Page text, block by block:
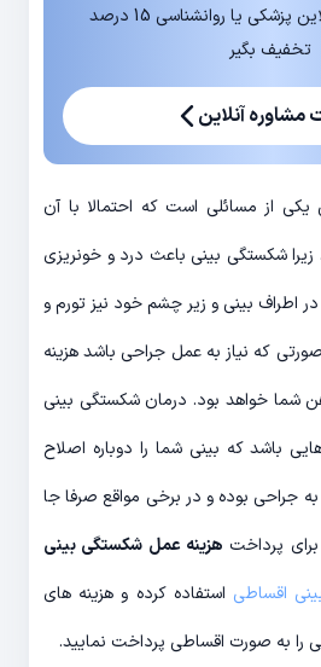
در اولین مشاوره آنلاین پزشکی یا روانشناسی 15 درصد
تخفیف بگیر
مشاوره آنلاین
از مسائلی است که احتمالا با آن
شکستگی بینی باعث درد و خونریزی
اطراف بینی و زیر چشم خود نیز تورم و
که نیاز به عمل جراحی باشد هزینه
شما خواهد بود. درمان شکستگی بینی
باشد که بینی شما را دوباره اصلاح
به جراحی بوده و در برخی مواقع صرفا جا
پرداخت هزینه عمل شکستگی بینی
اقساطی استفاده کرده و هزینه های
را به صورت اقساطی پرداخت نمایید.